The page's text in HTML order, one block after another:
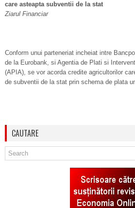
care asteapta subventii de la stat
Ziarul Financiar
Conform unui parteneriat incheiat intre
de la Eurobank, si Agentia de Plati si
(APIA), se vor acorda credite agricultorilor
de subventii de la stat prin schema de plata
CAUTARE